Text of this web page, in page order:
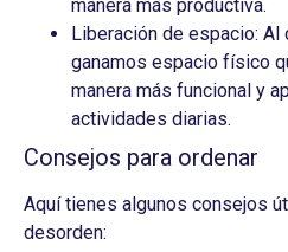
manera más productiva.
Liberación de espacio:
ganamos espacio físico
manera más funcional y
actividades diarias.
Consejos para ordenar
Aquí tienes algunos consejos
desorden: